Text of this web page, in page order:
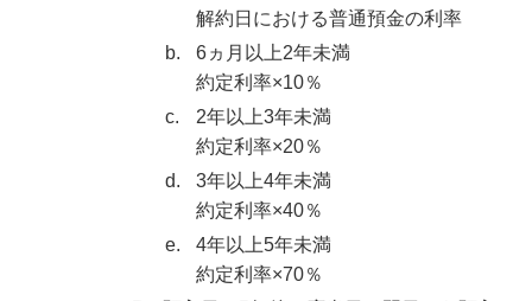
解約日における普通預金の利率
b.
6ヵ月以上2年未満
約定利率×10％
c.
2年以上3年未満
約定利率×20％
d.
3年以上4年未満
約定利率×40％
e.
4年以上5年未満
約定利率×70％